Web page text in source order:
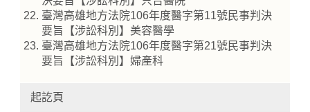
臺灣高雄地方法院106年度醫字第11號民事判決
要旨【涉訟科別】美容醫學
臺灣高雄地方法院106年度醫字第21號民事判決
要旨【涉訟科別】婦產科
起訖頁